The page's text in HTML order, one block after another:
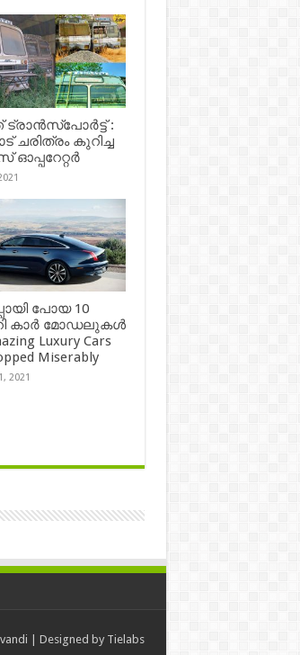
ട്രാൻസ്‌പോർട്ട് :
ചരിത്രം കുറിച്ച
പോയ 10
കാർ മോഡലുകൾ
Luxury Cars
Miserably
2021
| Designed by Tielabs